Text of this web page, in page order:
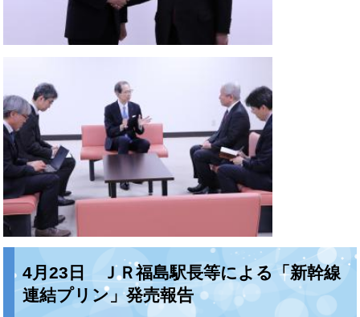
4月23日 ＪＲ福島駅長等による「新幹線
連結プリン」発売報告